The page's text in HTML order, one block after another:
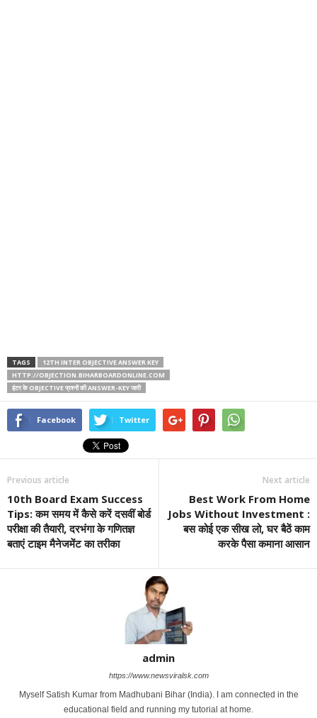
TAGS
12TH INTER OBJECTIVE ANSWER KEY
HTTP://OBJECTION.BIHARBOARDONLINE.COM
इंटर के OBJECTIVE प्रश्नों की ANSWER-KEY जारी
Facebook Twitter
Previous article
10th Board Exam Success
Tips: कम समय में कैसे करें दसवीं बोर्ड
परीक्षा की तैयारी, दरभंगा के गणितज्ञ
बताएं टाइम मैनेजमेंट का तरीका
Next article
Best Work From Home
Jobs Without Investment :
बस कोई एक सीख लो, घर बैठें काम
करके पैसा कमाना आसान
admin
https://www.newsviralsk.com
Myself Satish Kumar from Madhubani Bihar (India). I am connected in the
educational field and running my tutorial at home.